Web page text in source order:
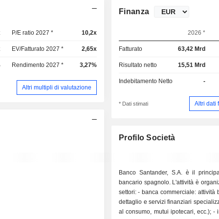
P/E ratio 2027 * 10,2x
EV/Fatturato 2027 * 2,65x
Rendimento 2027 * 3,27%
Altri multipli di valutazione
Finanza
2026 *
Fatturato 63,42 Mrd
Risultato netto 15,51 Mrd
Indebitamento Netto -
* Dati stimati Altri dati
Profilo Società
Banco Santander, S.A. è il
bancario spagnolo. L'attività è
settori: - banca commerciale: attività bancarie al
dettaglio e servizi finanziari
al consumo, mutui ipotecari, ecc.); - investment,